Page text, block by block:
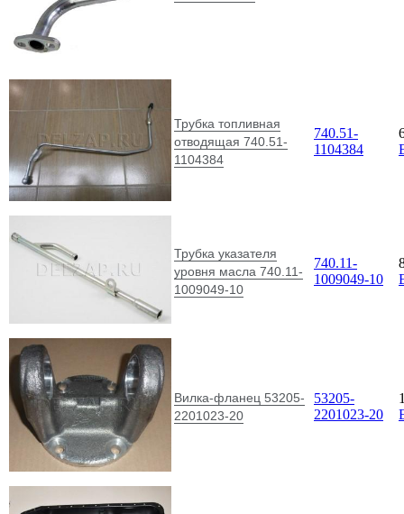
Трубка топливная
отводящая 740.51-
1104384
740.51-
1104384
Трубка указателя
уровня масла 740.11-
1009049-10
740.11-
1009049-10
Вилка-фланец 53205-
2201023-20
53205-
2201023-20